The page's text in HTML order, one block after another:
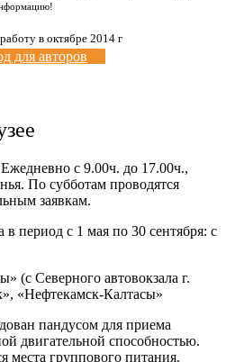
в октябре 2014 г
для авторов
с 9.00ч. до 17.00ч.,
По субботам проводятся
заявкам.
в период с 1 мая по 30 сентября: с
(с Северного автовокзала г.
«Нефтекамск-Калтасы»
пандусом для приема
двигательной способностью.
места группового питания.